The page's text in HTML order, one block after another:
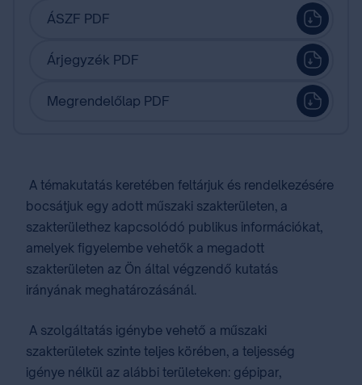
ÁSZF PDF
Árjegyzék PDF
Megrendelőlap PDF
A témakutatás keretében feltárjuk és rendelkezésére
bocsátjuk egy adott műszaki szakterületen, a
szakterülethez kapcsolódó publikus információkat,
amelyek figyelembe vehetők a megadott
szakterületen az Ön által végzendő kutatás
irányának meghatározásánál.
A szolgáltatás igénybe vehető a műszaki
szakterületek szinte teljes körében, a teljesség
igénye nélkül az alábbi területeken: gépipar,